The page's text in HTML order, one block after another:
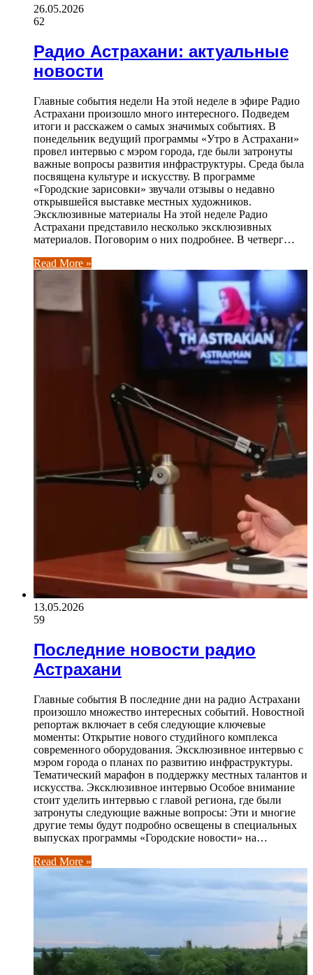
26.05.2026
62
Радио Астрахани: актуальные
новости
Главные события недели На этой неделе в эфире Радио
Астрахани произошло много интересного. Подведем
итоги и расскажем о самых значимых событиях. В
понедельник ведущий программы «Утро в Астрахани»
провел интервью с мэром города, где были затронуты
важные вопросы развития инфраструктуры. Среда была
посвящена культуре и искусству. В программе
«Городские зарисовки» звучали отзывы о недавно
открывшейся выставке местных художников.
Эксклюзивные материалы На этой неделе Радио
Астрахани представило несколько эксклюзивных
материалов. Поговорим о них подробнее. В четверг…
Read More »
13.05.2026
59
Последние новости радио
Астрахани
Главные события В последние дни на радио Астрахани
произошло множество интересных событий. Новостной
репортаж включает в себя следующие ключевые
моменты: Открытие нового студийного комплекса
современного оборудования. Эксклюзивное интервью с
мэром города о планах по развитию инфраструктуры.
Тематический марафон в поддержку местных талантов и
искусства. Эксклюзивное интервью Особое внимание
стоит уделить интервью с главой региона, где были
затронуты следующие важные вопросы: Эти и многие
другие темы будут подробно освещены в специальных
выпусках программы «Городские новости» на…
Read More »